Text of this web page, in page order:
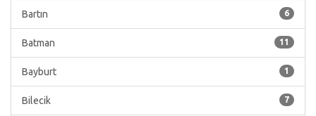
6
Bartın
11
Batman
1
Bayburt
7
Bilecik